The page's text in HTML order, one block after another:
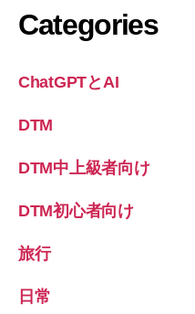
Categories
ChatGPTとAI
DTM
DTM中上級者向け
DTM初心者向け
旅行
日常